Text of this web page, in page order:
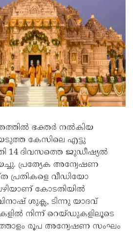
ഭക്തർ നൽകിയ
കേസിലെ എട്ടു
14 ദിവസത്തെ ജുഡീഷ്യൽ
പ്രത്യേക അന്വേഷണ
പ്രതികളെ വീഡിയോ
കോടതിയിൽ
ശുക്ല, ടിന്നു യാദവ്
നിന്ന് റെയ്ഡുകളിലൂടെ
രൂപ അന്വേഷണ സംഘം